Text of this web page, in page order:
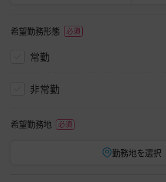
希望勤務形態
常勤
非常勤
希望勤務地
勤務地を選択